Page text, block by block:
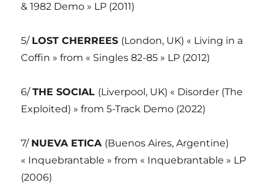
& 1982 Demo » LP (2011)
5/ LOST CHERREES (London, UK) « Living in a
Coffin » from « Singles 82-85 » LP (2012)
6/THE SOCIAL (Liverpool, UK) « Disorder (The
Exploited) » from 5-Track Demo (2022)
7/ NUEVA ETICA (Buenos Aires, Argentine)
« Inquebrantable » from « Inquebrantable » LP
(2006)